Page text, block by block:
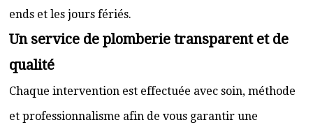
ends et les jours fériés.
Un service de plomberie transparent et de
qualité
Chaque intervention est effectuée avec soin, méthode
et professionnalisme afin de vous garantir une